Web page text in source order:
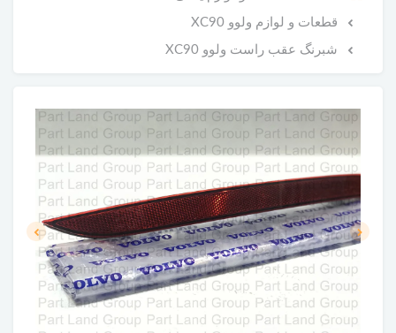
قطعات و لوازم ولوو XC90
شبرنگ عقب راست ولوو XC90